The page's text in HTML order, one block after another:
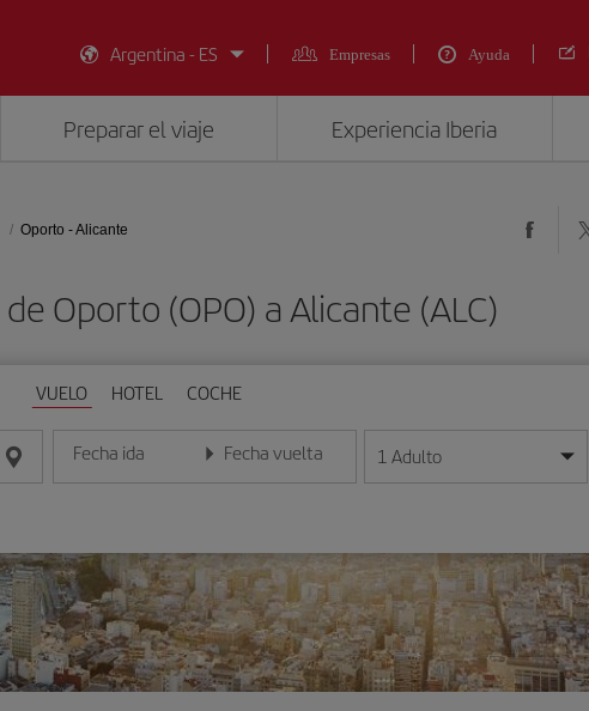
Argentina - ES
Empresas Ayuda
Preparar el viaje Experiencia Iberia
Oporto - Alicante
Oporto (OPO) a Alicante (ALC)
VUELO HOTEL COCHE
Fecha ida
Introduce la fecha en formato día/mes/año
Fecha vuelta
Introduce la fecha en formato día/mes/año
1 Adulto